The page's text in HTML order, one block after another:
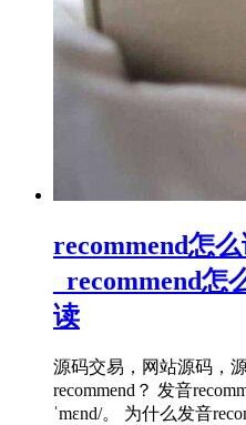
recommend怎
_recommend
读
源码交易，网站源码，
recommend？ 发音
ˈmɛnd/。 为什么发音